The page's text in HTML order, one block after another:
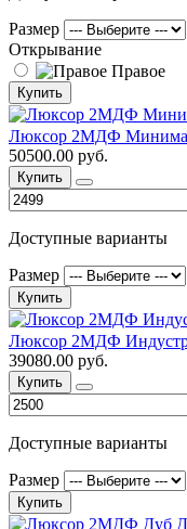
Размер
Открывание
Правое
Купить
Люксор 2МДФ
50500.00 руб.
Купить
Доступные варианты
Размер
Купить
Люксор 2МДФ
39080.00 руб.
Купить
Доступные варианты
Размер
Купить